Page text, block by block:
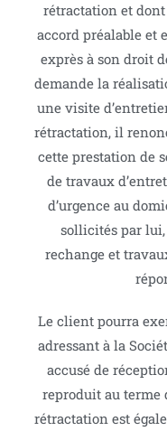
rétractation et
accord préalable et
exprès à son droit
demande la
une visite
rétractation, il
cette prestation de
de travaux
d’urgence au
sollicités par
rechange et
Le client pourra
adressant à la
accusé de
reproduit au terme
rétractation est